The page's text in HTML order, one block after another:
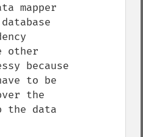
mapper
other
because
to be
the
the data